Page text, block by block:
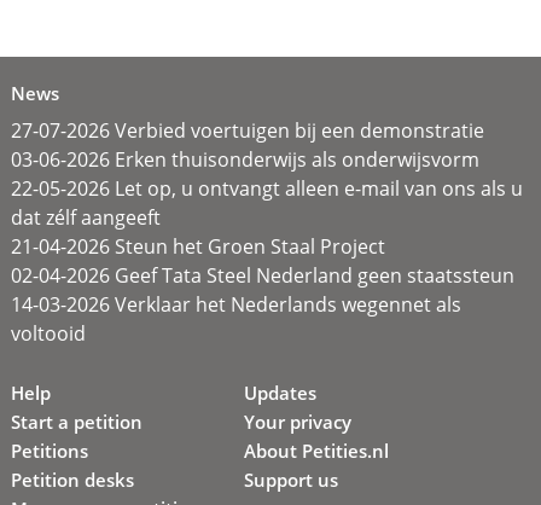
News
27-07-2026 Verbied voertuigen bij een demonstratie
03-06-2026 Erken thuisonderwijs als onderwijsvorm
22-05-2026 Let op, u ontvangt alleen e-mail van ons als u
dat zélf aangeeft
21-04-2026 Steun het Groen Staal Project
02-04-2026 Geef Tata Steel Nederland geen staatssteun
14-03-2026 Verklaar het Nederlands wegennet als
voltooid
Help
Start a petition
Petitions
Petition desks
Updates
Your privacy
About Petities.nl
Support us